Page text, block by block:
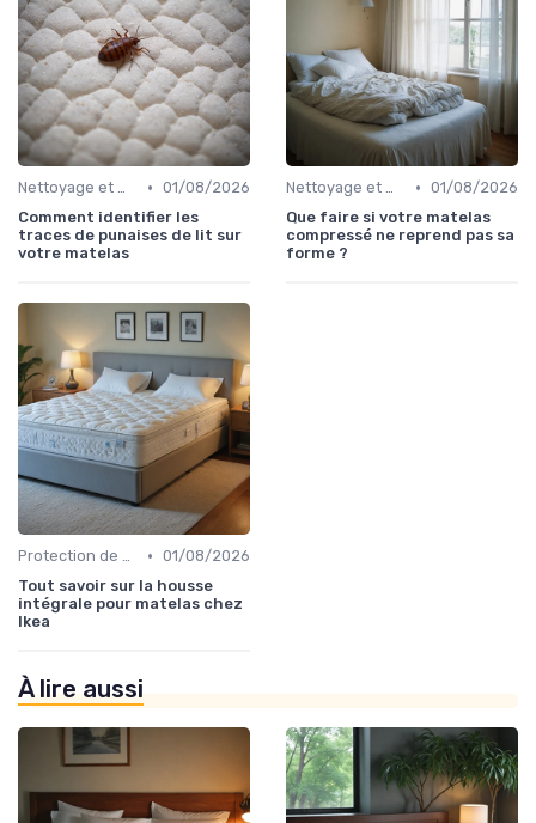
Nettoyage et maintenance • 01/08/2026
Comment identifier les
traces de punaises de lit sur
votre matelas
Nettoyage et maintenance • 01/08/2026
Que faire si votre matelas
compressé ne reprend pas sa
forme ?
Protection de matelas • 01/08/2026
Tout savoir sur la housse
intégrale pour matelas chez
Ikea
À lire aussi